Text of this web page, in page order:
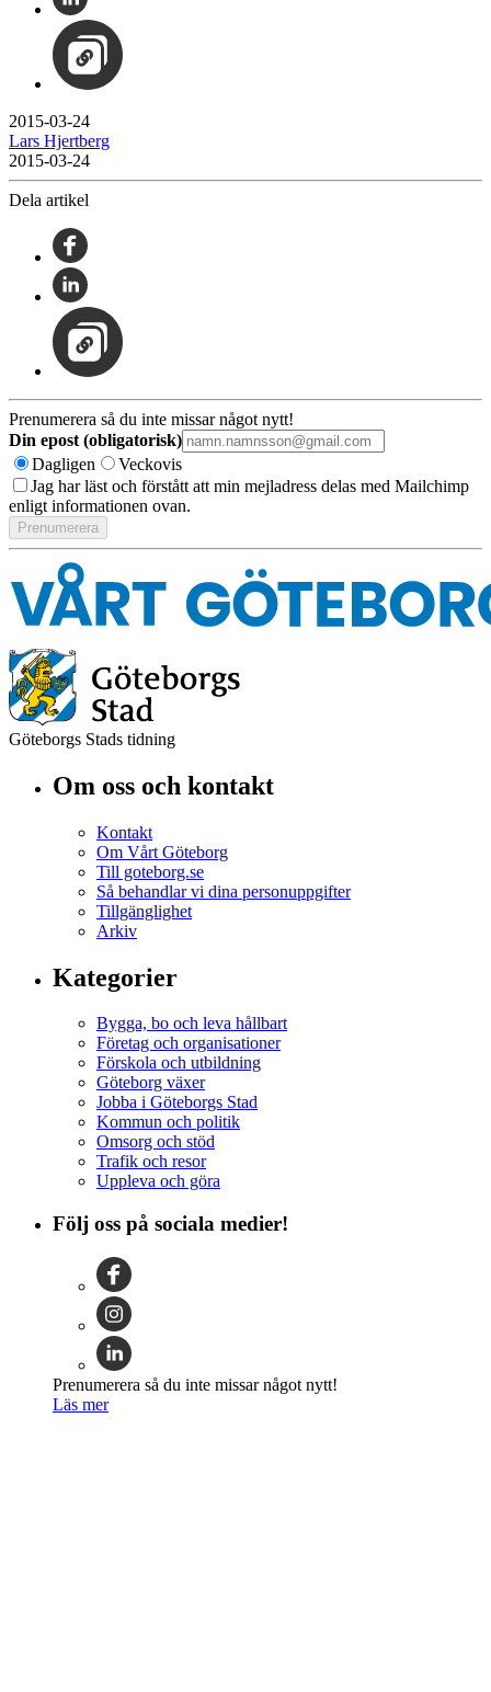
2015-03-24
Lars Hjertberg
2015-03-24
Dela artikel
Prenumerera så du inte missar något nytt!
Din epost (obligatorisk)
Dagligen
Veckovis
Jag har läst och förstått att min mejladress delas med Mailchimp
enligt informationen ovan.
Göteborgs Stads tidning
Om oss och kontakt
Kontakt
Om Vårt Göteborg
Till goteborg.se
Så behandlar vi dina personuppgifter
Tillgänglighet
Arkiv
Kategorier
Bygga, bo och leva hållbart
Företag och organisationer
Förskola och utbildning
Göteborg växer
Jobba i Göteborgs Stad
Kommun och politik
Omsorg och stöd
Trafik och resor
Uppleva och göra
Följ oss på sociala medier!
Prenumerera så du inte missar något nytt!
Läs mer